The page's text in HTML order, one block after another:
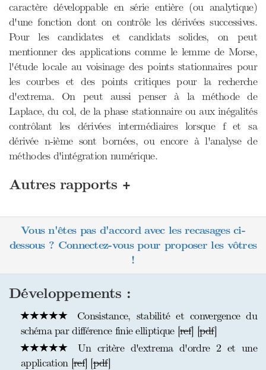
caractère développable en série entière (ou analytique)
d'une fonction dont on contrôle les dérivées successives.
Pour les candidates et candidats solides, on peut
mentionner des applications comme le lemme de Morse,
l'étude locale au voisinage des points stationnaires pour
les courbes et des points critiques pour la recherche
d'extrema. On peut aussi penser à la méthode de
Laplace, du col, de la phase stationnaire ou aux inégalités
contrôlant les dérivées intermédiaires lorsque f et sa
dérivée n-ième sont bornées, ou encore à l'analyse de
méthodes d'intégration numérique.
Autres rapports +
Vous n'êtes pas d'accord avec les recasages ci-
dessous ? Connectez-vous pour proposer les vôtres
!
Développements :
Consistance, stabilité et convergence du
schéma par différence finie elliptique [ref] [pdf]
Un critère d'extrema d'ordre 2 et une
application [ref] [pdf]